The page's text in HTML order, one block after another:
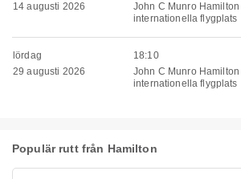
14 augusti 2026
John C Munro Hamilton
internationella flygplats
lördag
29 augusti 2026
18:10
John C Munro Hamilton
internationella flygplats
Populär rutt från Hamilton